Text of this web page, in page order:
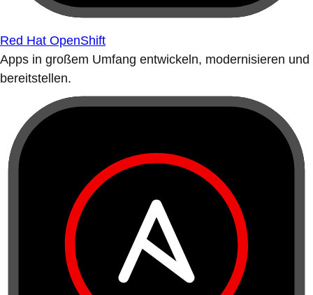
Red Hat OpenShift
Apps in großem Umfang entwickeln, modernisieren und
bereitstellen.